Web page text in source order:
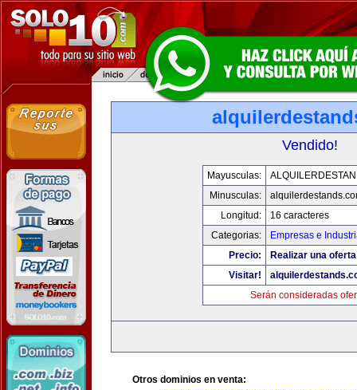
Vendido!
Mayusculas:
Minusculas:
Longitud:
16 caracteres
Categorias:
Empresas e
Precio:
Realizar una
Visitar!
Serán consideradas
Otros dominios en venta: